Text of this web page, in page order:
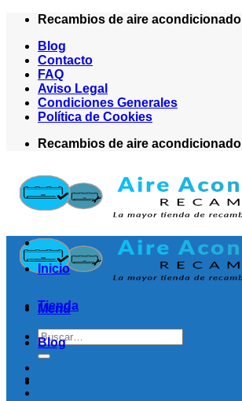
Saltar
contenido
Recambios de aire acondicionado
Blog
Contacto
FAQ
Aviso Legal
Condiciones Generales
Política de Cookies
Recambios de aire acondicionado
Menú
Buscar
por:
Inicio
Tienda
Blog